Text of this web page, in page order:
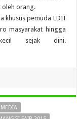
oleh orang.
khusus pemuda LDII
masyarakat hingga
kecil sejak dini.